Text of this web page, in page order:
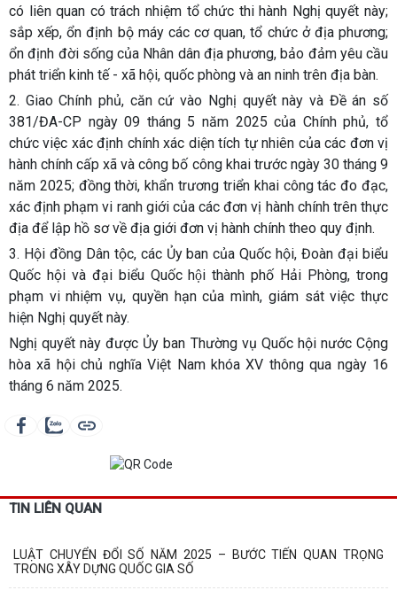
có liên quan có trách nhiệm tổ chức thi hành Nghị quyết này;
sắp xếp, ổn định bộ máy các cơ quan, tổ chức ở địa phương;
ổn định đời sống của Nhân dân địa phương, bảo đảm yêu cầu
phát triển kinh tế - xã hội, quốc phòng và an ninh trên địa bàn.
2. Giao Chính phủ, căn cứ vào Nghị quyết này và Đề án số
381/ĐA-CP ngày 09 tháng 5 năm 2025 của Chính phủ, tổ
chức việc xác định chính xác diện tích tự nhiên của các đơn vị
hành chính cấp xã và công bố công khai trước ngày 30 tháng 9
năm 2025; đồng thời, khẩn trương triển khai công tác đo đạc,
xác định phạm vi ranh giới của các đơn vị hành chính trên thực
địa để lập hồ sơ về địa giới đơn vị hành chính theo quy định.
3. Hội đồng Dân tộc, các Ủy ban của Quốc hội, Đoàn đại biểu
Quốc hội và đại biểu Quốc hội thành phố Hải Phòng, trong
phạm vi nhiệm vụ, quyền hạn của mình, giám sát việc thực
hiện Nghị quyết này.
Nghị quyết này được Ủy ban Thường vụ Quốc hội nước Cộng
hòa xã hội chủ nghĩa Việt Nam khóa XV thông qua ngày 16
tháng 6 năm 2025.
TIN LIÊN QUAN
LUẬT CHUYỂN ĐỔI SỐ NĂM 2025 – BƯỚC TIẾN QUAN TRỌNG
TRONG XÂY DỰNG QUỐC GIA SỐ